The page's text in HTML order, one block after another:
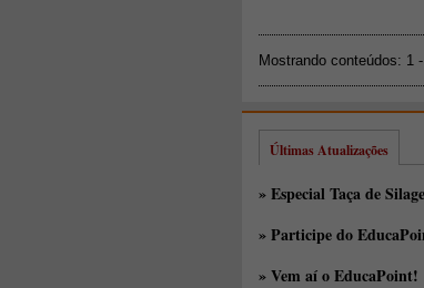
Mostrando conteúdos: 1
Últimas Atualizações
» Especial Taça de
» Participe do
» Vem aí o EducaPoint!